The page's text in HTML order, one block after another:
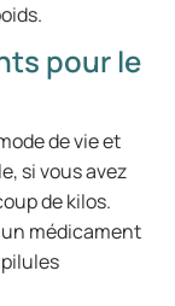
pour le
de vie et
si vous avez
de kilos.
médicament